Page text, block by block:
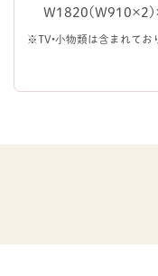
W1820（W910×2
※TV・小物類は含まれてお